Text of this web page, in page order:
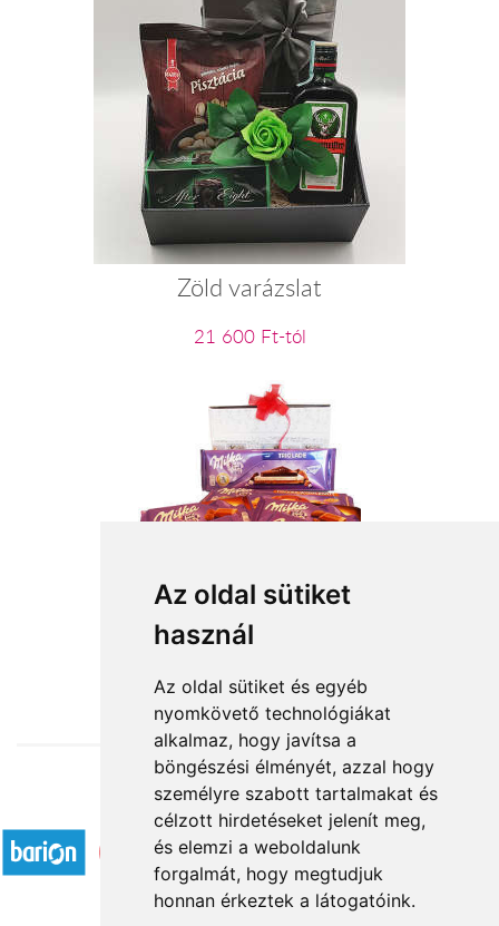
Az oldal sütiket
használ
Az oldal sütiket és egyéb
nyomkövető technológiákat
alkalmaz, hogy javítsa a
böngészési élményét, azzal hogy
személyre szabott tartalmakat és
célzott hirdetéseket jelenít meg,
és elemzi a weboldalunk
forgalmát, hogy megtudjuk
honnan érkeztek a látogatóink.
Zöld varázslat
21 600 Ft-tól
Milka hegy
Elfogadott fizetési módok